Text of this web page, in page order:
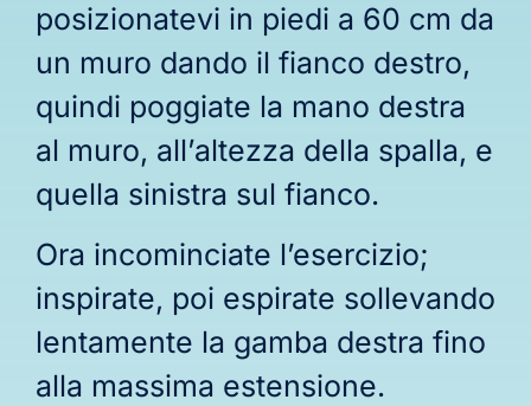
posizionatevi in piedi a 60 cm da
un muro dando il fianco destro,
quindi poggiate la mano destra
al muro, all’altezza della spalla, e
quella sinistra sul fianco.
Ora incominciate l’esercizio;
inspirate, poi espirate sollevando
lentamente la gamba destra fino
alla massima estensione.